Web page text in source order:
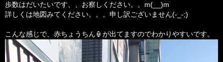
歩数はだいたいです、、お察しください。。m(__)m
詳しくは地図みてください。。。申し訳ございません(-_-;)
こんな感じで、赤ちょうちん🏮が出てますのでわかりやすいです。